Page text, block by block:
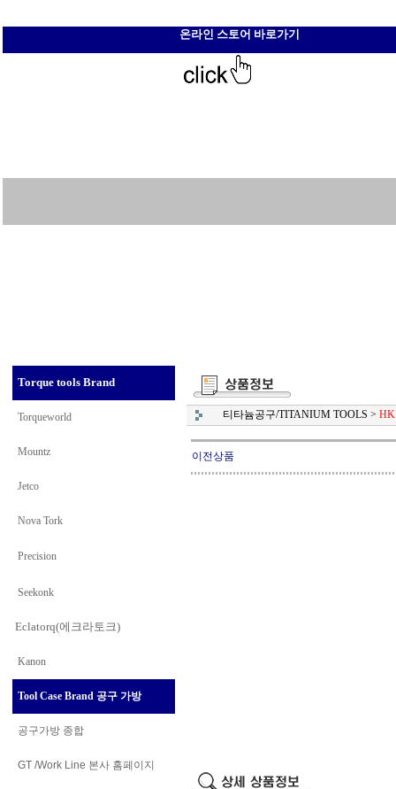
온라인 스토어 바로가기
Torque tools Brand
Torqueworld
Mountz
Jetco
Nova Tork
Precision
Seekonk
Eclatorq(에크라토크)
Kanon
Tool Case Brand 공구 가방
공구가방 종합
GT /Work Line 본사 홈페이지
티타늄공구/TITANIUM TOOLS >
이전상품